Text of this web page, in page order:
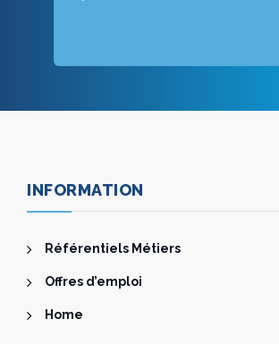
INFORMATION
Référentiels Métiers
Offres d’emploi
Home